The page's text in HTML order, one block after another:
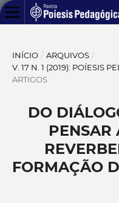
INÍCIO / ARQUIVOS /
V. 17 N. 1 (2019): POÍESIS
ARTIGOS
DO
PENSAR
FORMAÇÃO